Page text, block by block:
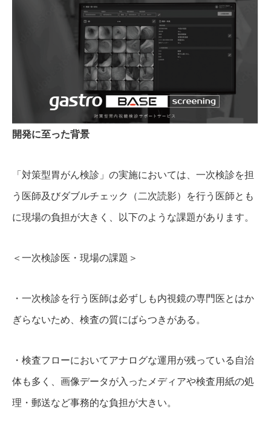
開発に至った背景
「対策型胃がん検診」の実施においては、一次検診を担
う医師及びダブルチェック（二次読影）を行う医師とも
に現場の負担が大きく、以下のような課題があります。
＜一次検診医・現場の課題＞
・一次検診を行う医師は必ずしも内視鏡の専門医とはか
ぎらないため、検査の質にばらつきがある。
・検査フローにおいてアナログな運用が残っている自治
体も多く、画像データが入ったメディアや検査用紙の処
理・郵送など事務的な負担が大きい。